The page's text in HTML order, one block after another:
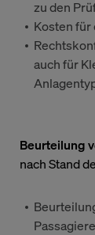
zu den
Kosten
auch für
Beurteilung
nach Stand
Passagiere